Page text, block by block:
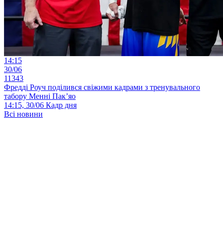
14:15
30/06
11343
Фредді Роуч поділився свіжими кадрами з тренувального
табору Менні Пак’яо
14:15, 30/06 Кадр дня
Всі новини